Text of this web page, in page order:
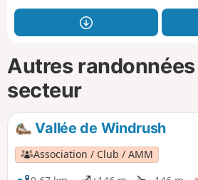
Autres
secteur
Vallée de Windrush
Association / Club / AMM